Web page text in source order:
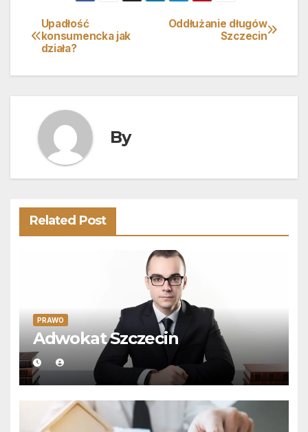
Nawigacja
wpisu
Oddłużanie długów
Szczecin
Upadłość
konsumencka jak
działa?
By
Related Post
PRAWO
Adwokat Szczecin